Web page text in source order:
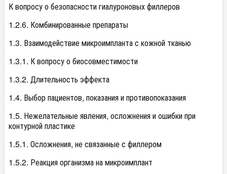
К вопросу о безопасности гиалуроновых филлеров
1.2.6. Комбинированные препараты
1.3. Взаимодействие микроимпланта с кожной тканью
1.3.1. К вопросу о биосовместимости
1.3.2. Длительность эффекта
1.4. Выбор пациентов, показания и противопоказания
1.5. Нежелательные явления, осложнения и ошибки при
контурной пластике
1.5.1. Осложнения, не связанные с филлером
1.5.2. Реакция организма на микроимплант